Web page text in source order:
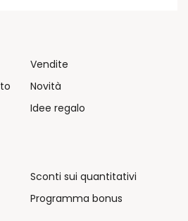
Vendite
Novità
Idee regalo
Sconti sui quantitativi
Programma bonus